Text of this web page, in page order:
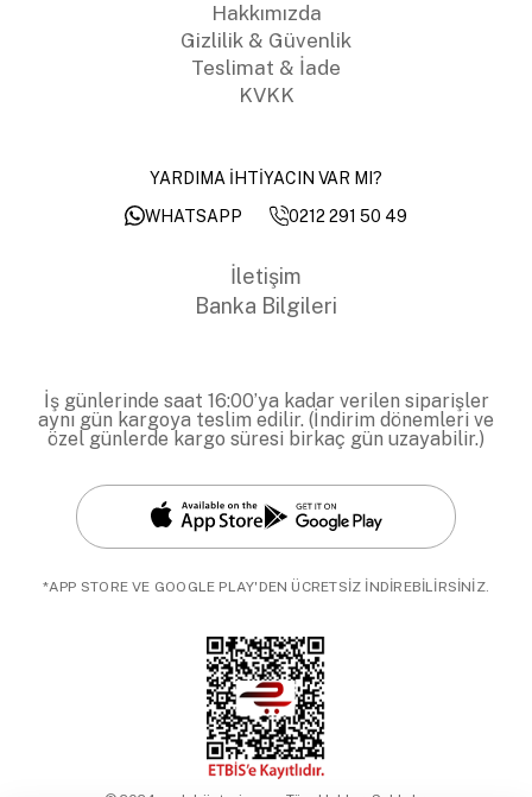
Hakkımızda
Gizlilik & Güvenlik
Teslimat & İade
KVKK
YARDIMA İHTİYACIN VAR MI?
WHATSAPP
0212 291 50 49
İletişim
Banka Bilgileri
İş günlerinde saat 16:00’ya kadar verilen siparişler
aynı gün kargoya teslim edilir. (İndirim dönemleri ve
özel günlerde kargo süresi birkaç gün uzayabilir.)
*APP STORE VE GOOGLE PLAY'DEN ÜCRETSİZ İNDİREBİLİRSİNİZ.